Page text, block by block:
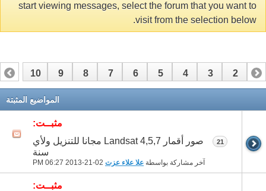
start viewing messages, select the forum that you want to
visit from the selection below.
1
2
3
4
5
6
7
8
9
10
المواضيع المثبتة
مثبــت:
صور أقمار Landsat 4,5,7 مجانا للتنزيل ولأي
سنة
آخر مشاركة بواسطة علا علاء عزت 06:27 PM
21
مثبــت: